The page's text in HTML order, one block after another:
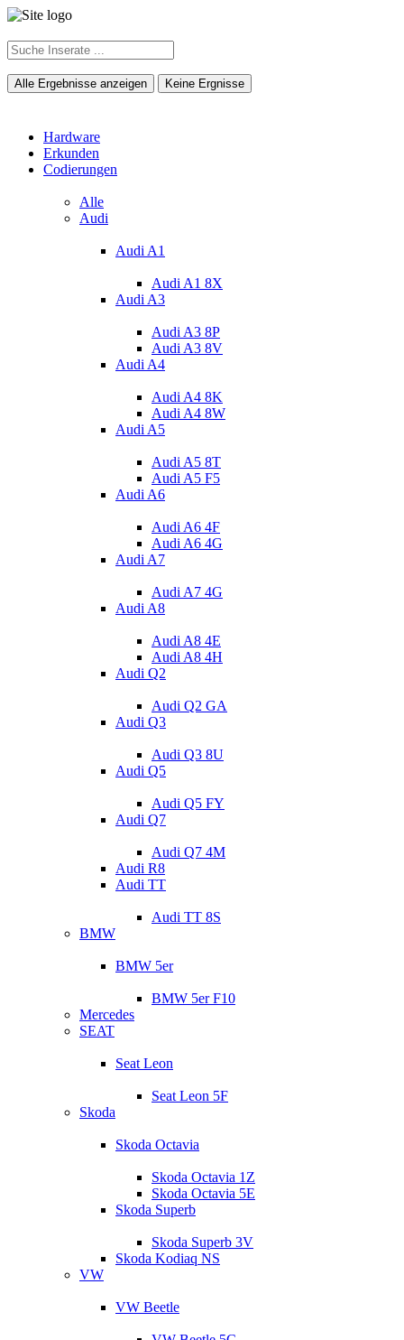
Alle Ergebnisse anzeigen Keine Ergnisse
Hardware
Erkunden
Codierungen
Alle
Audi
Audi A1
Audi A1 8X
Audi A3
Audi A3 8P
Audi A3 8V
Audi A4
Audi A4 8K
Audi A4 8W
Audi A5
Audi A5 8T
Audi A5 F5
Audi A6
Audi A6 4F
Audi A6 4G
Audi A7
Audi A7 4G
Audi A8
Audi A8 4E
Audi A8 4H
Audi Q2
Audi Q2 GA
Audi Q3
Audi Q3 8U
Audi Q5
Audi Q5 FY
Audi Q7
Audi Q7 4M
Audi R8
Audi TT
Audi TT 8S
BMW
BMW 5er
BMW 5er F10
Mercedes
SEAT
Seat Leon
Seat Leon 5F
Skoda
Skoda Octavia
Skoda Octavia 1Z
Skoda Octavia 5E
Skoda Superb
Skoda Superb 3V
Skoda Kodiaq NS
VW
VW Beetle